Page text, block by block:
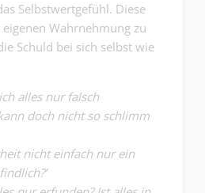
Selbstwertgefühl. Diese
Wahrnehmung zu
Schuld bei sich selbst wie
alles nur falsch
doch nicht so schlimm
nicht einfach nur ein